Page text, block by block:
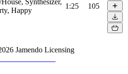
Happy
1:25 105
Jamendo Licensing